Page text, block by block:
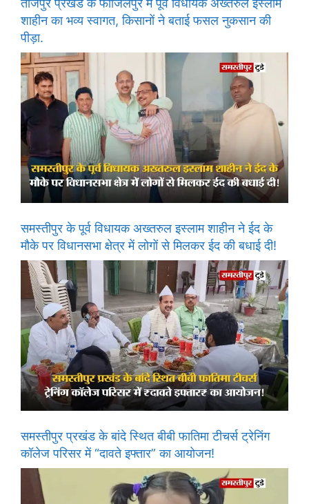
शाहीन का भव्य स्वागत, किसानों ने बताई फसल नुकसान की
पीड़ा.
समस्तीपुर के पूर्व विधायक अख्तरुल इस्लाम शाहीन ने ईद के
मौके पर विधानसभा क्षेत्र में लोगों से मिलकर ईद की बधाई दी!
समस्तीपुर प्रखंड के बांदे स्थित बीबी फातिमा टीचर्स ट्रेनिंग
कॉलेज परिसर में “दावते इफ्तार” का आयोजन!